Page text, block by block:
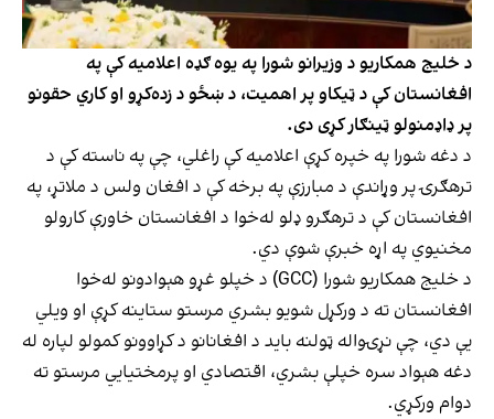
د خلیج همکاریو د وزیرانو شورا په یوه ګډه اعلامیه کې په
افغانستان کې د ټیکاو پر اهمیت، د ښځو د زده‌کړو او کاري حقونو
پر ډاډمنولو ټینګار کړی دی.
د دغه شورا په خپره کړې اعلامیه کې راغلي، چې په ناسته کې د
ترهګرۍ پر وړاندې د مبارزې په برخه کې د افغان ولس د ملاتړ، په
افغانستان کې د ترهګرو ډلو له‌خوا د افغانستان خاورې کارولو
مخنیوي په اړه خبرې شوې دي.
د خلیج همکاریو شورا (GCC) د خپلو غړو هېوادونو له‌خوا
افغانستان ته د ورکړل شویو بشري مرستو ستاینه کړې او ویلي
یې دي، چې نړۍواله ټولنه باید د افغانانو د کړاوونو کمولو لپاره له
دغه هېواد سره خپلې بشري، اقتصادي او پرمختیایي مرستو ته
دوام ورکړي.